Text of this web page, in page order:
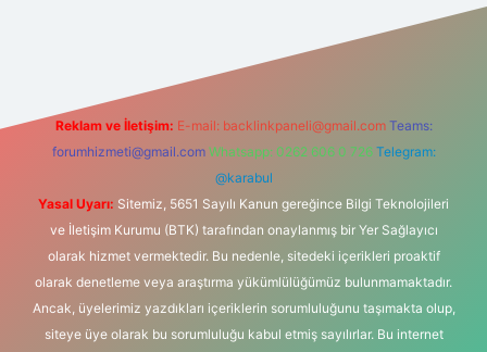
Reklam ve İletişim: E-mail: backlinkpaneli@gmail.com Teams:
forumhizmeti@gmail.com Whatsapp: 0262 606 0 726 Telegram:
@karabul
Yasal Uyarı: Sitemiz, 5651 Sayılı Kanun gereğince Bilgi Teknolojileri
ve İletişim Kurumu (BTK) tarafından onaylanmış bir Yer Sağlayıcı
olarak hizmet vermektedir. Bu nedenle, sitedeki içerikleri proaktif
olarak denetleme veya araştırma yükümlülüğümüz bulunmamaktadır.
Ancak, üyelerimiz yazdıkları içeriklerin sorumluluğunu taşımakta olup,
siteye üye olarak bu sorumluluğu kabul etmiş sayılırlar. Bu internet